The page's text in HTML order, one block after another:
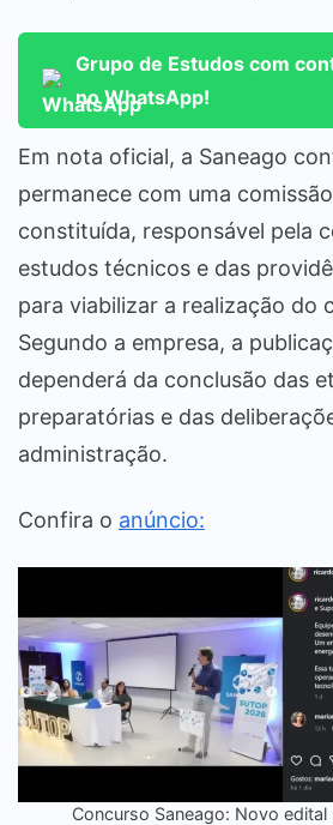
Grupo de Estudos com
no WhatsApp!
Em nota oficial, a Saneago
permanece com uma
constituída, responsável pela
estudos técnicos e das
para viabilizar a realização do
Segundo a empresa, a
dependerá da conclusão das
preparatórias e das
administração.
Confira o anúncio:
Concurso Saneago: Novo edital